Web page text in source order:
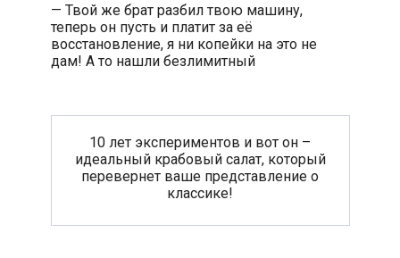
— Твой же брат разбил твою машину,
теперь он пусть и платит за её
восстановление, я ни копейки на это не
дам! А то нашли безлимитный
10 лет экспериментов и вот он –
идеальный крабовый салат, который
перевернет ваше представление о
классике!